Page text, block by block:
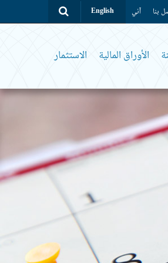
بنا آني English
الأوراق المالية الاستثمار